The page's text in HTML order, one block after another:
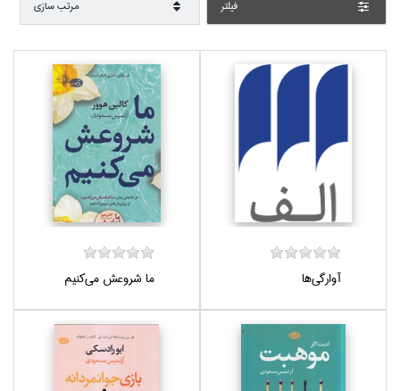
فيلتر مرتب سازي
آوارگي‌ها ما شروعش مي‌كنيم